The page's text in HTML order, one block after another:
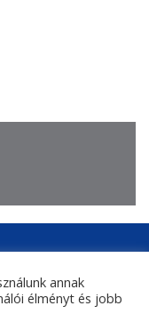
annak
élményt és jobb